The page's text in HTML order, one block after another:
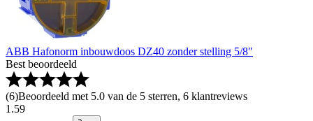
ABB Hafonorm inbouwdoos DZ40 zonder stelling 5/8"
Best beoordeeld
(6)Beoordeeld met 5.0 van de 5 sterren, 6 klantreviews
1 .59